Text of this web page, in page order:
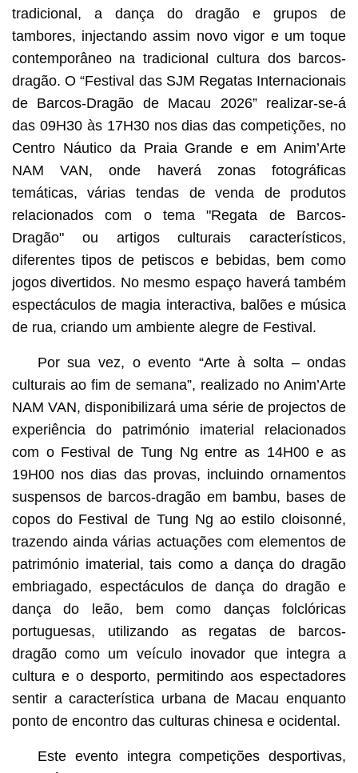
tradicional, a dança do dragão e grupos de
tambores, injectando assim novo vigor e um toque
contemporâneo na tradicional cultura dos barcos-
dragão. O “Festival das SJM Regatas Internacionais
de Barcos-Dragão de Macau 2026” realizar-se-á
das 09H30 às 17H30 nos dias das competições, no
Centro Náutico da Praia Grande e em Anim’Arte
NAM VAN, onde haverá zonas fotográficas
temáticas, várias tendas de venda de produtos
relacionados com o tema "Regata de Barcos-
Dragão" ou artigos culturais característicos,
diferentes tipos de petiscos e bebidas, bem como
jogos divertidos. No mesmo espaço haverá também
espectáculos de magia interactiva, balões e música
de rua, criando um ambiente alegre de Festival.
Por sua vez, o evento “Arte à solta – ondas
culturais ao fim de semana”, realizado no Anim’Arte
NAM VAN, disponibilizará uma série de projectos de
experiência do património imaterial relacionados
com o Festival de Tung Ng entre as 14H00 e as
19H00 nos dias das provas, incluindo ornamentos
suspensos de barcos-dragão em bambu, bases de
copos do Festival de Tung Ng ao estilo cloisonné,
trazendo ainda várias actuações com elementos de
património imaterial, tais como a dança do dragão
embriagado, espectáculos de dança do dragão e
dança do leão, bem como danças folclóricas
portuguesas, utilizando as regatas de barcos-
dragão como um veículo inovador que integra a
cultura e o desporto, permitindo aos espectadores
sentir a característica urbana de Macau enquanto
ponto de encontro das culturas chinesa e ocidental.
Este evento integra competições desportivas,